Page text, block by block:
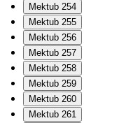
Mektub 254
Mektub 255
Mektub 256
Mektub 257
Mektub 258
Mektub 259
Mektub 260
Mektub 261